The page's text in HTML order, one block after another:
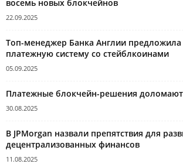
восемь новых блокчейнов
22.09.2025
Топ-менеджер Банка Англии предложила
платежную систему со стейблкоинами
05.09.2025
Платежные блокчейн-решения доломают
30.08.2025
В JPMorgan назвали препятствия для
децентрализованных финансов
11.08.2025